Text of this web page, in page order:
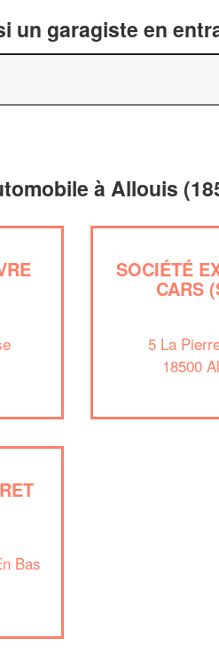
un garagiste en
à Allouis
SOCIÉTÉ
CARS
5 La
18500
Bas